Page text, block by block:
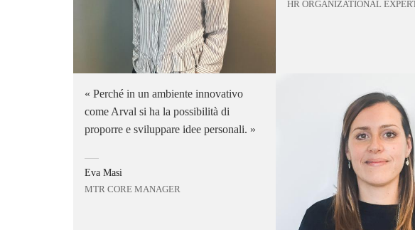
HR ORGANIZATIONAL
Perché in un ambiente innovativo
come Arval si ha la possibilità di
proporre e sviluppare idee personali.
Eva Masi
MTR CORE MANAGER